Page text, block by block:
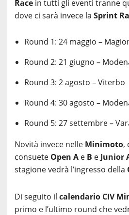
Race in tutti gli eventi tranne
dove ci sarà invece la Sprint
Round 1: 24 maggio –
Round 2: 21 giugno –
Round 3: 2 agosto – Viterbo
Round 4: 30 agosto –
Round 5: 27 settembre –
Novità invece nelle Minimoto,
consuete Open A e B e Junior
stagione vedrà l’ingresso della
Di seguito il calendario CIV
primo e l’ultimo round che